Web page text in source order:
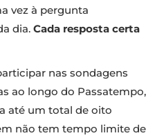
vez à pergunta
dia. Cada resposta certa
nas sondagens
ao longo do Passatempo,
até um total de oito
não tem tempo limite de